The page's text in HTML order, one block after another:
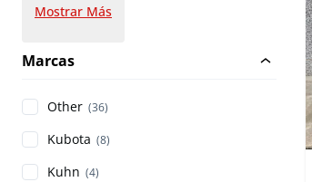
Mostrar Más
Marcas
Other (36)
Kubota (8)
Kuhn (4)